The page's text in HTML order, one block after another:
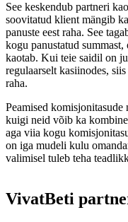
See keskendub partneri
soovitatud klient mängib
panuste eest raha. See
kogu panustatud
kaotab. Kui teie saidil on
regulaarselt kasiinodes,
raha.
Peamised
kuigi neid võib ka
aga viia kogu
on iga mudeli kulu
valimisel tuleb teha
VivatBeti